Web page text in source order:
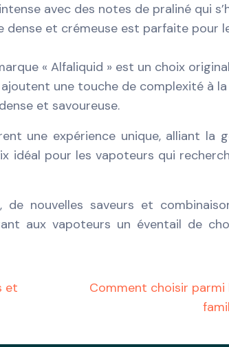
avec des notes de praliné qui
dense et crémeuse est parfaite pour
« Alfaliquid » est un choix
une touche de complexité à la
et savoureuse.
une expérience unique, alliant la
idéal pour les vapoteurs qui
nouvelles saveurs et
aux vapoteurs un éventail de
et
Comment choisir